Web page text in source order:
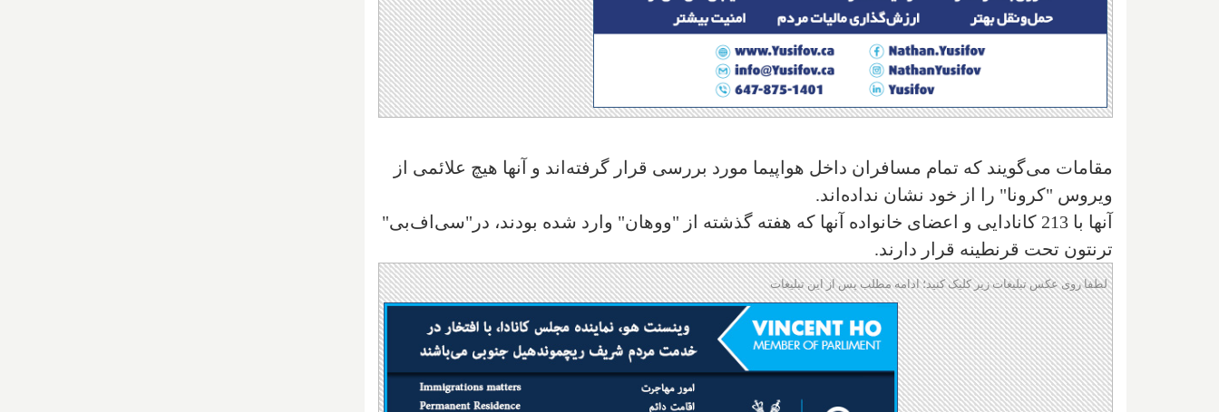
مقامات می‌گویند که تمام مسافران داخل هواپیما مورد بررسی قرار گرفته‌اند و آنها هیچ علائمی از
ویروس "کرونا" را از خود نشان نداده‌اند.
آنها با 213 كانادایی و اعضای خانواده آنها كه هفته گذشته از "ووهان" وارد شده بودند‌، در"سی‌اف‌بی"
ترنتون تحت قرنطینه قرار دارند.
لطفا روی عکس تبلیغات زیر کلیک کنید؛ ادامه مطلب پس از این تبلیغات